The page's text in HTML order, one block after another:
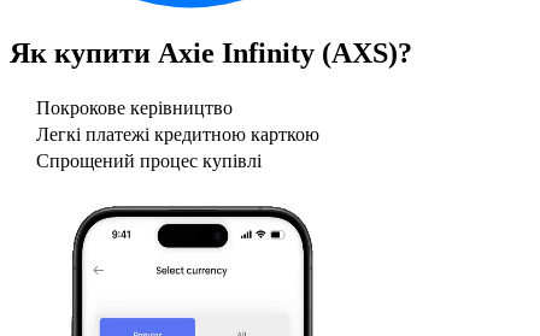
Як купити Axie Infinity (AXS)?
Покрокове керівництво
Легкі платежі кредитною карткою
Спрощений процес купівлі